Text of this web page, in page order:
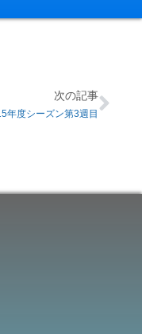
次の記事
年度シーズン第3週目